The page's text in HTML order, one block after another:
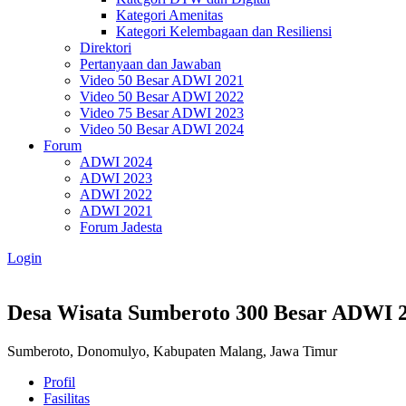
Kategori Amenitas
Kategori Kelembagaan dan Resiliensi
Direktori
Pertanyaan dan Jawaban
Video 50 Besar ADWI 2021
Video 50 Besar ADWI 2022
Video 75 Besar ADWI 2023
Video 50 Besar ADWI 2024
Forum
ADWI 2024
ADWI 2023
ADWI 2022
ADWI 2021
Forum Jadesta
Login
Desa Wisata Sumberoto 300 Besar ADWI
Sumberoto, Donomulyo, Kabupaten Malang, Jawa Timur
Profil
Fasilitas